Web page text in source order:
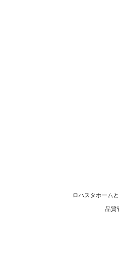
ロハスタホーム
品質